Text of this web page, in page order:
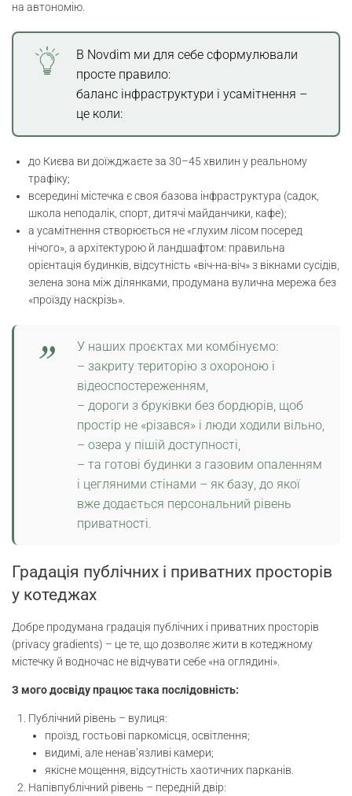
на автономію.
В Novdim ми для себе сформулювали
просте правило:
баланс інфраструктури і усамітнення –
це коли:
до Києва ви доїжджаєте за 30–45 хвилин у реальному
трафіку;
всередині містечка є своя базова інфраструктура (садок,
школа неподалік, спорт, дитячі майданчики, кафе);
а усамітнення створюється не «глухим лісом посеред
нічого», а архітектурою й ландшафтом: правильна
орієнтація будинків, відсутність «віч-на-віч» з вікнами сусідів,
зелена зона між ділянками, продумана вулична мережа без
«проїзду наскрізь».
У наших проєктах ми комбінуємо:
– закриту територію з охороною і
відеоспостереженням,
– дороги з бруківки без бордюрів, щоб
простір не «різався» і люди ходили вільно,
– озера у пішій доступності,
– та готові будинки з газовим опаленням
і цегляними стінами – як базу, до якої
вже додається персональний рівень
приватності.
Градація публічних і приватних просторів
у котеджах
Добре продумана градація публічних і приватних просторів
(privacy gradients) – це те, що дозволяє жити в котеджному
містечку й водночас не відчувати себе «на оглядині».
З мого досвіду працює така послідовність:
Публічний рівень – вулиця:
проїзд, гостьові паркомісця, освітлення;
видимі, але ненав’язливі камери;
якісне мощення, відсутність хаотичних парканів.
Напівпублічний рівень – передній двір: